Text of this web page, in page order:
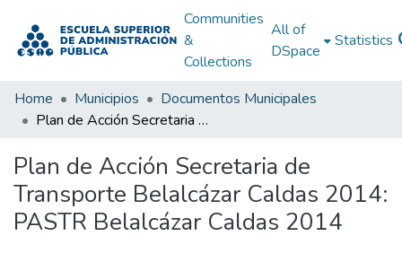
Communities
&
Collections
All of
DSpace
Statistics
Home Municipios
Documentos Municipales
Plan de Acción Secretaria de Transporte Belalcázar Caldas 2014: PASTR Belalcázar Caldas 2014
Plan de Acción Secretaria de
Transporte Belalcázar Caldas 2014:
PASTR Belalcázar Caldas 2014